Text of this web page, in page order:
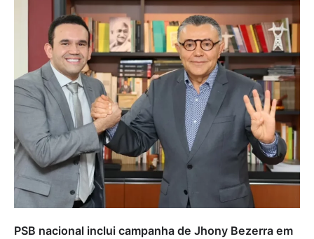
PSB nacional inclui campanha de Jhony Bezerra em